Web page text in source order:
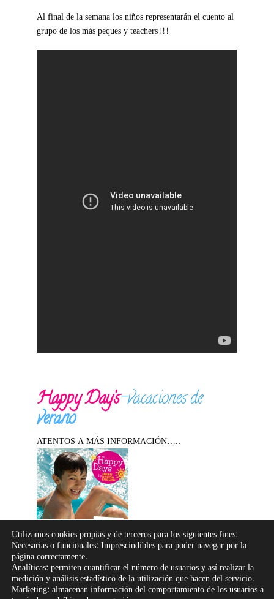
Al final de la semana los niños representarán el cuento al
grupo de los más peques y teachers!!!
Happy Day’s-vacaciones de
verano
ATENTOS A MÁS INFORMACIÓN…..
Utilizamos cookies propias y de terceros para los siguientes fines:
Necesarias o funcionales: Imprescindibles para poder navegar por la
página correctamente.
Analíticas: permiten cuantificar el número de usuarios y así realizar la
medición y análisis estadístico de la utilización que hacen del servicio.
Marketing: almacenan información del comportamiento de los usuarios a